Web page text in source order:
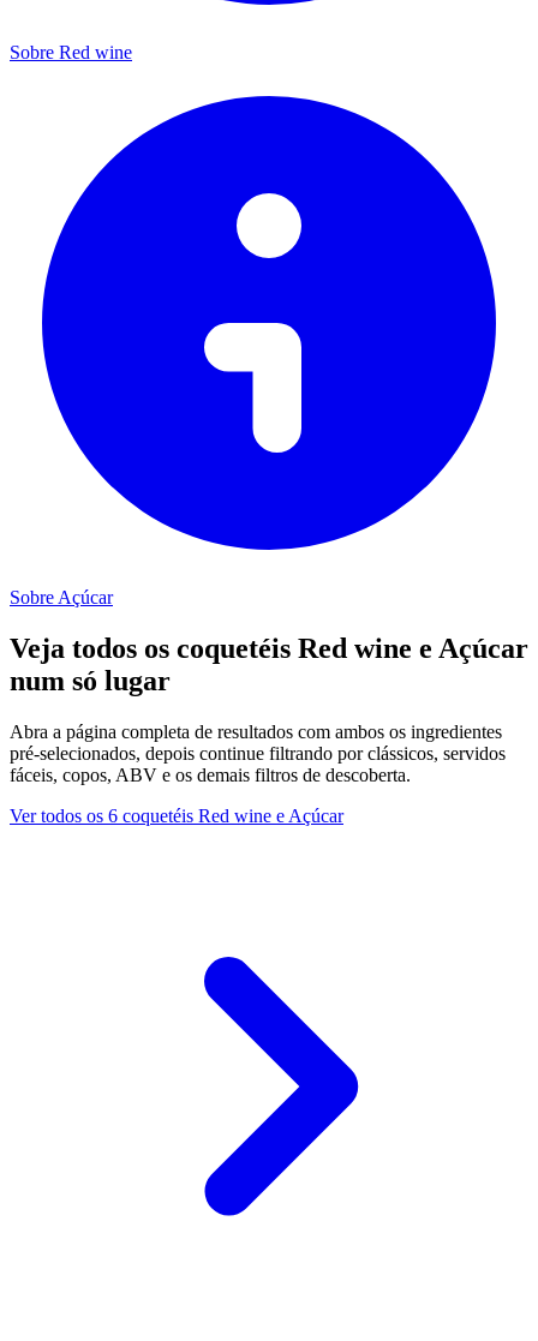
Sobre Red wine
Sobre Açúcar
Veja todos os coquetéis Red wine e Açúcar
num só lugar
Abra a página completa de resultados com ambos os ingredientes
pré-selecionados, depois continue filtrando por clássicos, servidos
fáceis, copos, ABV e os demais filtros de descoberta.
Ver todos os 6 coquetéis Red wine e Açúcar